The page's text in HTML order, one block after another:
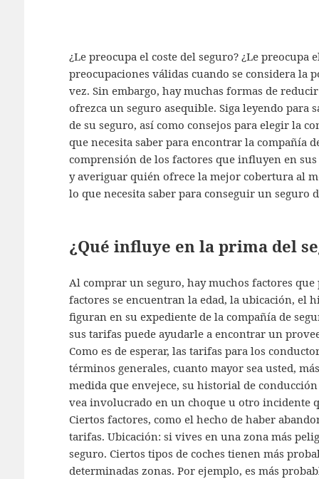
¿Le preocupa el coste del seguro? ¿Le preocupa
preocupaciones válidas cuando se considera la
vez. Sin embargo, hay muchas formas de
ofrezca un seguro asequible. Siga leyendo para
de su seguro, así como consejos para elegir la
que necesita saber para encontrar la compañía
comprensión de los factores que influyen en
y averiguar quién ofrece la mejor cobertura al
lo que necesita saber para conseguir un seguro
¿Qué influye en la prima del
Al comprar un seguro, hay muchos factores
factores se encuentran la edad, la ubicación, el
figuran en su expediente de la compañía de
sus tarifas puede ayudarle a encontrar un
Como es de esperar, las tarifas para los
términos generales, cuanto mayor sea usted,
medida que envejece, su historial de
vea involucrado en un choque u otro incidente
Ciertos factores, como el hecho de haber
tarifas. Ubicación: si vives en una zona más
seguro. Ciertos tipos de coches tienen más
determinadas zonas. Por ejemplo, es más